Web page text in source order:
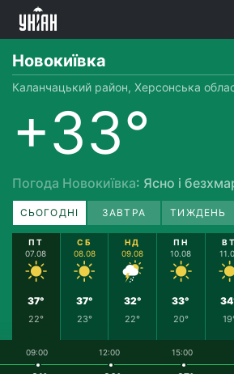
Новокиївка
Каланчацький район, Херсонська
+33°
Погода Новокиївка: Ясно і
СЬОГОДНІ ЗАВТРА ТИЖДЕНЬ
ПТ
07.08
37°
22°
СБ
08.08
37°
23°
НД
09.08
32°
22°
ПН
10.08
33°
20°
ВТ
09:00 12:00 15:00